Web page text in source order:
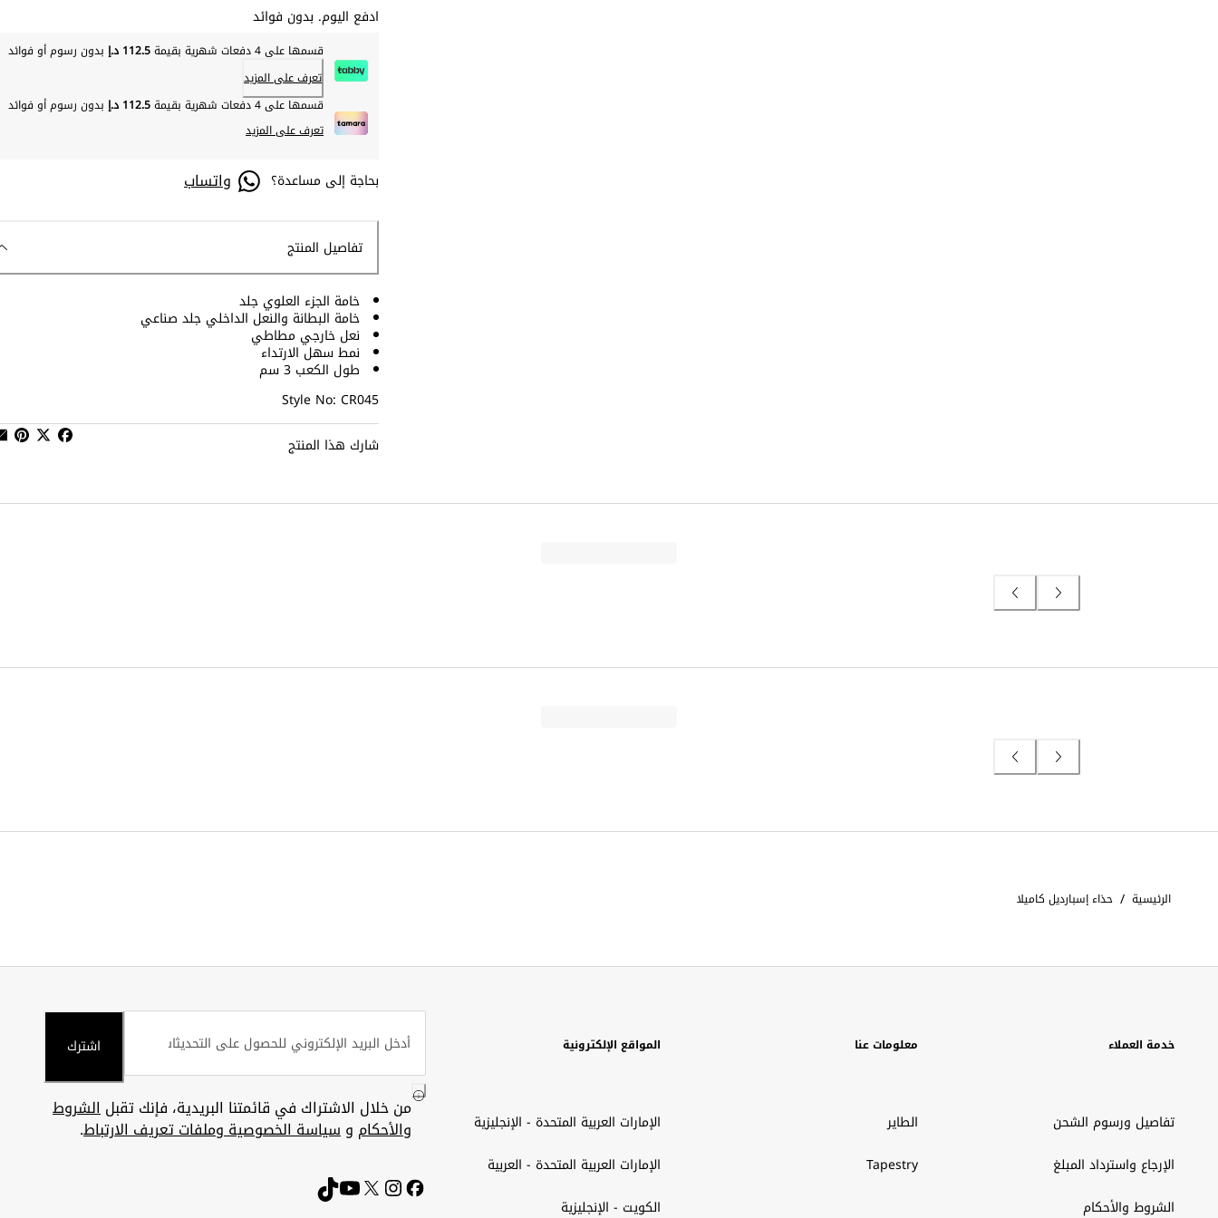
ادفع اليوم. بدون فوائد
قسمها على 4 دفعات شهرية بقيمة 112.5 د.إ
بدون رسوم أو فوائد
تعرف على المزيد
قسمها على 4 دفعات شهرية بقيمة
112.5 د.إ
بدون رسوم أو فوائد
تعرف على المزيد
بحاجة إلى مساعدة؟ واتساب
تفاصيل المنتج
خامة الجزء العلوي جلد
خامة البطانة والنعل الداخلي جلد صناعي
نعل خارجي مطاطي
نمط سهل الارتداء
طول الكعب 3 سم
Style No: CR045
شارك هذا المنتج
الرئيسية / حذاء إسبارديل كاميلا
خدمة العملاء
تفاصيل ورسوم الشحن
الإرجاع واسترداد المبلغ
الشروط والأحكام
معلومات عنا
الطاير
Tapestry
المواقع الإلكترونية
الإمارات العربية المتحدة - الإنجليزية
الإمارات العربية المتحدة - العربية
الكويت - الإنجليزية
اشترك
من خلال الاشتراك في قائمتنا البريدية، فإنك تقبلالشروط
والأحكام وسياسة الخصوصية وملفات تعريف الارتباط.